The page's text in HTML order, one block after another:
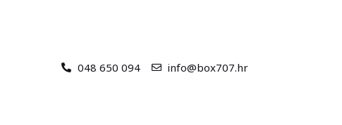
048 650 094 info@box707.hr